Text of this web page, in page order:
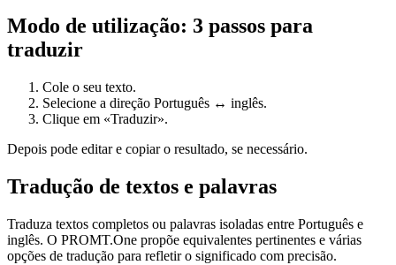
Modo de utilização: 3 passos para
traduzir
Cole o seu texto.
Selecione a direção Português ↔ inglês.
Clique em «Traduzir».
Depois pode editar e copiar o resultado, se necessário.
Tradução de textos e palavras
Traduza textos completos ou palavras isoladas entre Português e
inglês. O PROMT.One propõe equivalentes pertinentes e várias
opções de tradução para refletir o significado com precisão.